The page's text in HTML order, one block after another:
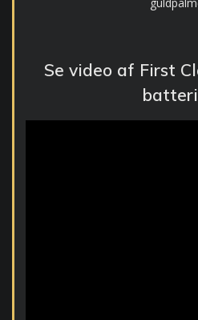
Se video af First